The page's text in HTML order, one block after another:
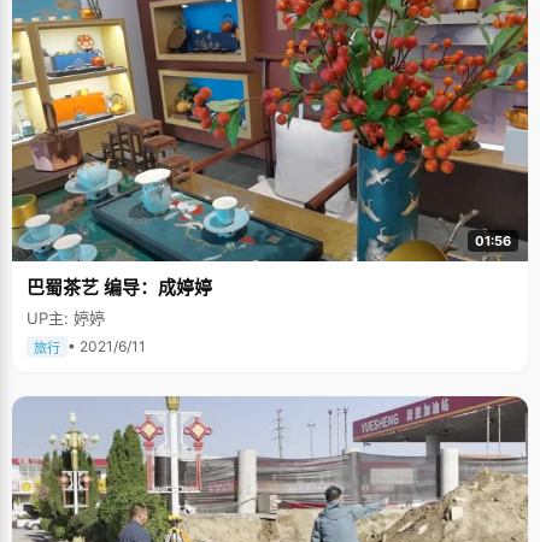
01:56
巴蜀茶艺 编导：成婷婷
UP主: 婷婷
旅行 • 2021/6/11